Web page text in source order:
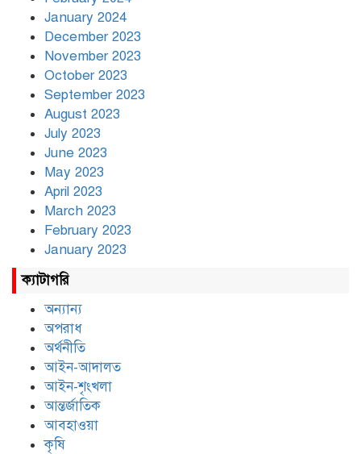
January 2024
December 2023
November 2023
October 2023
September 2023
August 2023
July 2023
June 2023
May 2023
April 2023
March 2023
February 2023
January 2023
ক্যাটাগরি
অন্যান্য
অপরাধ
অর্থনীতি
আইন-আদালত
আইন-শৃংখলা
আন্তর্জাতিক
আবহাওয়া
কৃষি